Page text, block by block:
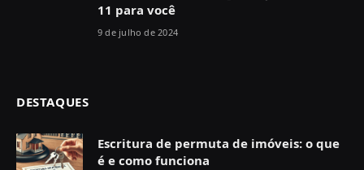
11 para você
9 de julho de 2024
DESTAQUES
Escritura de permuta de imóveis: o que
é e como funciona